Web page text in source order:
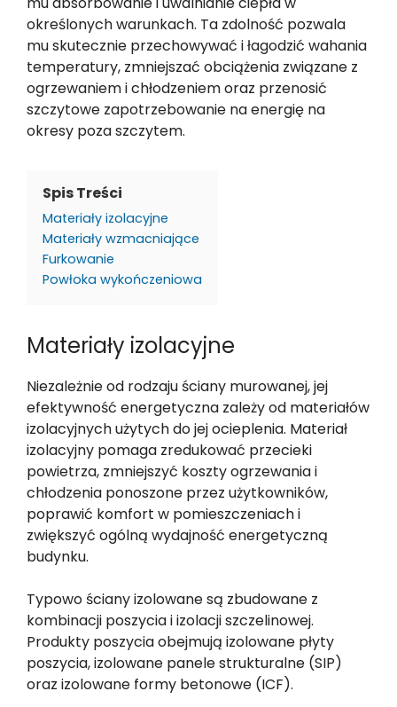
określonych warunkach. Ta zdolność pozwala
mu skutecznie przechowywać i łagodzić wahania
temperatury, zmniejszać obciążenia związane z
ogrzewaniem i chłodzeniem oraz przenosić
szczytowe zapotrzebowanie na energię na
okresy poza szczytem.
Spis Treści
Materiały izolacyjne
Materiały wzmacniające
Furkowanie
Powłoka wykończeniowa
Materiały izolacyjne
Niezależnie od rodzaju ściany murowanej, jej
efektywność energetyczna zależy od materiałów
izolacyjnych użytych do jej ocieplenia. Materiał
izolacyjny pomaga zredukować przecieki
powietrza, zmniejszyć koszty ogrzewania i
chłodzenia ponoszone przez użytkowników,
poprawić komfort w pomieszczeniach i
zwiększyć ogólną wydajność energetyczną
budynku.
Typowo ściany izolowane są zbudowane z
kombinacji poszycia i izolacji szczelinowej.
Produkty poszycia obejmują izolowane płyty
poszycia, izolowane panele strukturalne (SIP)
oraz izolowane formy betonowe (ICF).